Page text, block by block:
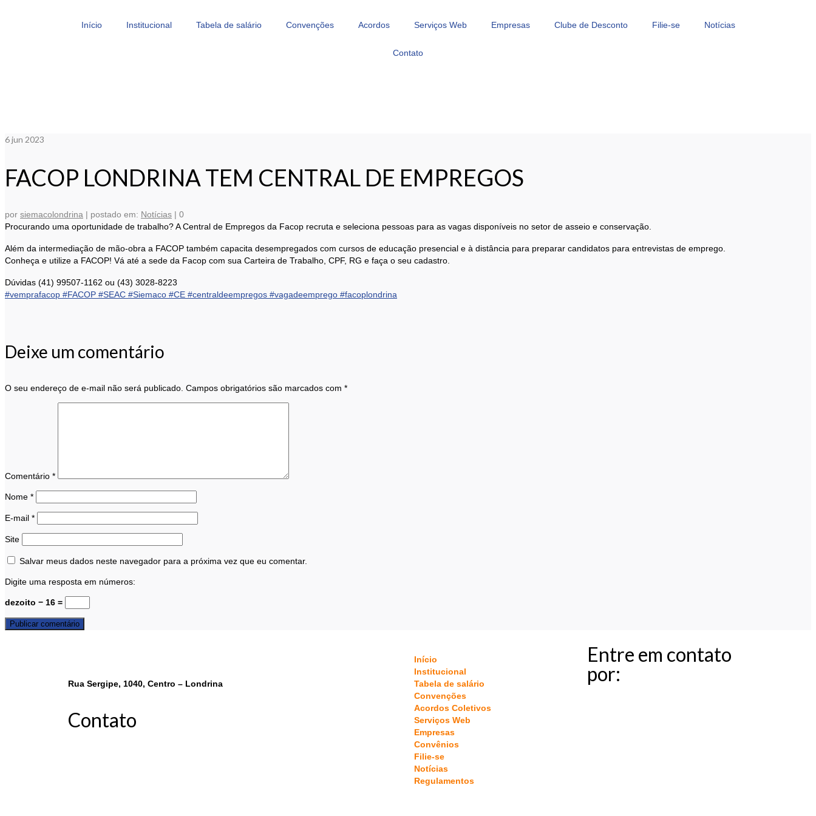
Início Institucional Tabela de salário Convenções Acordos Serviços Web Empresas Clube de Desconto Filie-se Notícias
Contato
6jun 2023
FACOP LONDRINA TEM CENTRAL DE EMPREGOS
por siemacolondrina | postado em: Notícias | 0
Procurando uma oportunidade de trabalho? A Central de Empregos da Facop recruta e seleciona pessoas para as vagas disponíveis no setor de asseio e conservação.
Além da intermediação de mão-obra a FACOP também capacita desempregados com cursos de educação presencial e à distância para preparar candidatos para entrevistas de emprego.
Conheça e utilize a FACOP! Vá até a sede da Facop com sua Carteira de Trabalho, CPF, RG e faça o seu cadastro.
Dúvidas (41) 99507-1162 ou (43) 3028-8223
#vemprafacop #FACOP #SEAC #Siemaco #CE #centraldeempregos #vagadeemprego #facoplondrina
Deixe um comentário
O seu endereço de e-mail não será publicado. Campos obrigatórios são marcados com *
Comentário *
Nome *
E-mail *
Site
Salvar meus dados neste navegador para a próxima vez que eu comentar.
Digite uma resposta em números:
dezoito − 16 =
Rua Sergipe, 1040, Centro – Londrina
Contato
Início
Institucional
Tabela de salário
Convenções
Acordos Coletivos
Serviços Web
Empresas
Convênios
Filie-se
Notícias
Regulamentos
Entre em contato
por: